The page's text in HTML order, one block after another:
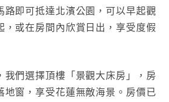
路即可抵達北濱公園，可以早起觀
，或在房間內欣賞日出，享受度假
我們選擇頂樓「景觀大床房」，房
地窗，享受花蓮無敵海景。房價已